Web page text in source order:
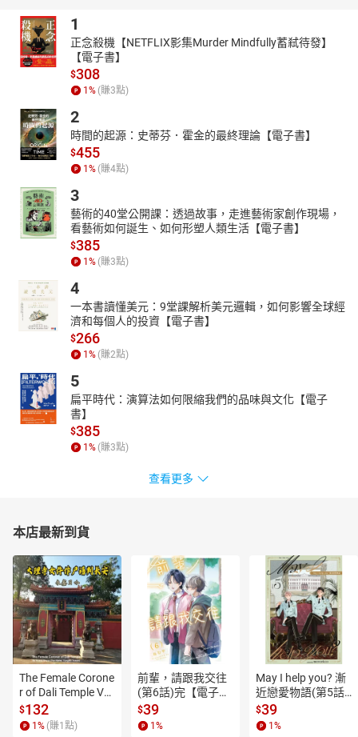
01害怕承受不起的失敗1
02害怕承受不起的失敗2
1
正念殺機【NETFLIX影集Murder Mindfully蓄弒待發】
【電子書】
$308
1 % (賺3點)
2
時間的起源：史蒂芬．霍金的最終理論【電子書】
$455
1 % (賺4點)
3
藝術的40堂公開課：透過故事，走進藝術家創作現場，
看藝術如何誕生、如何形塑人類生活【電子書】
$385
1 % (賺3點)
4
一本書讀懂美元：9堂課解析美元邏輯，如何影響全球經
濟和每個人的投資【電子書】
$266
1 % (賺2點)
5
扁平時代：演算法如何限縮我們的品味與文化【電子
書】
$385
1 % (賺3點)
查看更多
本店最新到貨
The Female Corone
r of Dali Temple Vo
l.6【有聲書】
$132
1 % (賺1 點)
前輩，請跟我交往
(第6話)完【電子
書】
$39
1 %
May I help you? 漸
近戀愛物語(第5話)
【電子書】
$39
1 %